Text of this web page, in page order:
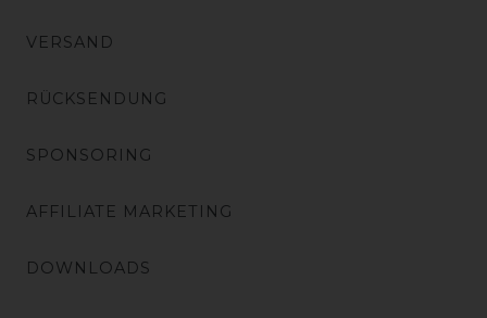
VERSAND
RÜCKSENDUNG
SPONSORING
AFFILIATE MARKETING
DOWNLOADS